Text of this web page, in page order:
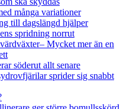
många variationer
till dagslängd hjälper
spridning norrut
Mycket mer än en
söderut allt senare
sprider sig snabbt